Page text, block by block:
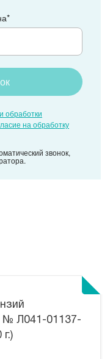
обработки
на обработку
звонок,
№ Л041-01137-